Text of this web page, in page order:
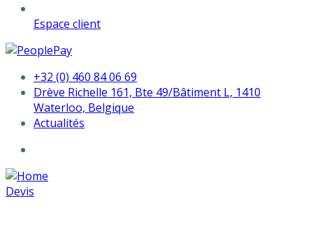
Espace client
+32 (0) 460 84 06 69
Drève Richelle 161, Bte 49/Bâtiment L, 1410
Waterloo, Belgique
Actualités
Devis